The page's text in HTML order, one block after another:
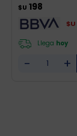
$U 198
$U
Llega hoy
- +